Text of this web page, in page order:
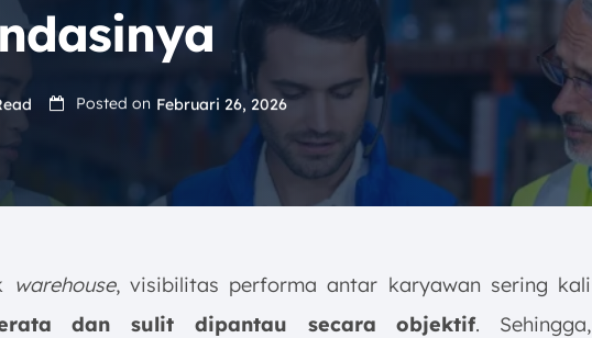
Posted on Februari 26, 2026
warehouse, visibilitas performa antar karyawan sering kali
dan sulit dipantau secara objektif. Sehingga,